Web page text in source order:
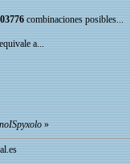
combinaciones posibles...
a...
»